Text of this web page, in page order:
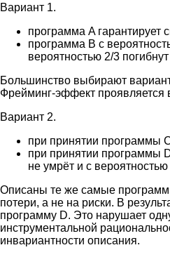
Вариант 1.
программа A гарантирует
программа B с
вероятностью 2/3
Большинство выбирают
Фрейминг-эффект
Вариант 2.
при принятии программы
при принятии программы
не умрёт и с вероятностью
Описаны те же самые
потери, а не на риски. В
программу D. Это нарушает
инструментальной
инвариантности описания.